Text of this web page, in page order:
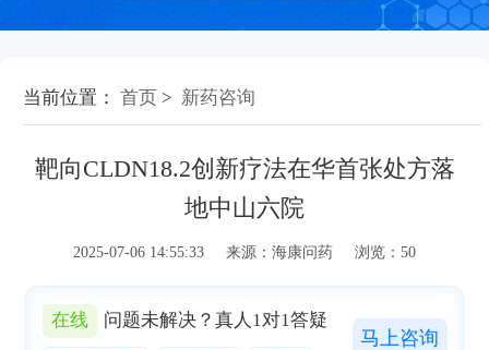
当前位置： 首页 > 新药咨询
靶向CLDN18.2创新疗法在华首张处方落
地中山六院
2025-07-06 14:55:33 来源：海康问药 浏览：50
在线 问题未解决？真人1对1答疑
马上咨询